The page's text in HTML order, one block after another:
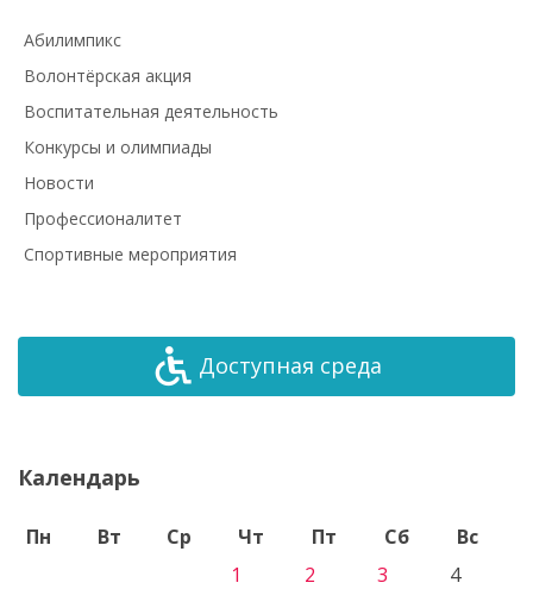
Абилимпикс
Волонтёрская акция
Воспитательная деятельность
Конкурсы и олимпиады
Новости
Профессионалитет
Спортивные мероприятия
Доступная среда
Календарь
Пн Вт Ср Чт Пт Сб
Вс
1
2 3
4